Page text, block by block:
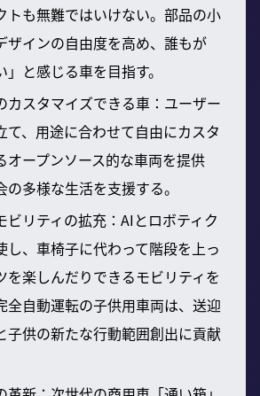
トも無難ではいけない。部品の小
ザインの自由度を高め、誰もが
」と感じる車を目指す。
カスタマイズできる車：ユーザー
て、用途に合わせて自由にカスタ
オープンソース的な車両を提供
の多様な生活を支援する。
ビリティの拡充：AIとロボティク
し、車椅子に代わって階段を上っ
を楽しんだりできるモビリティを
全自動運転の子供用車両は、送迎
子供の新たな行動範囲創出に貢献